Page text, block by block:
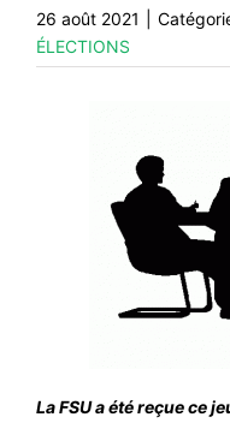
26 août 2021
ÉLECTIONS
La FSU a été reçue ce